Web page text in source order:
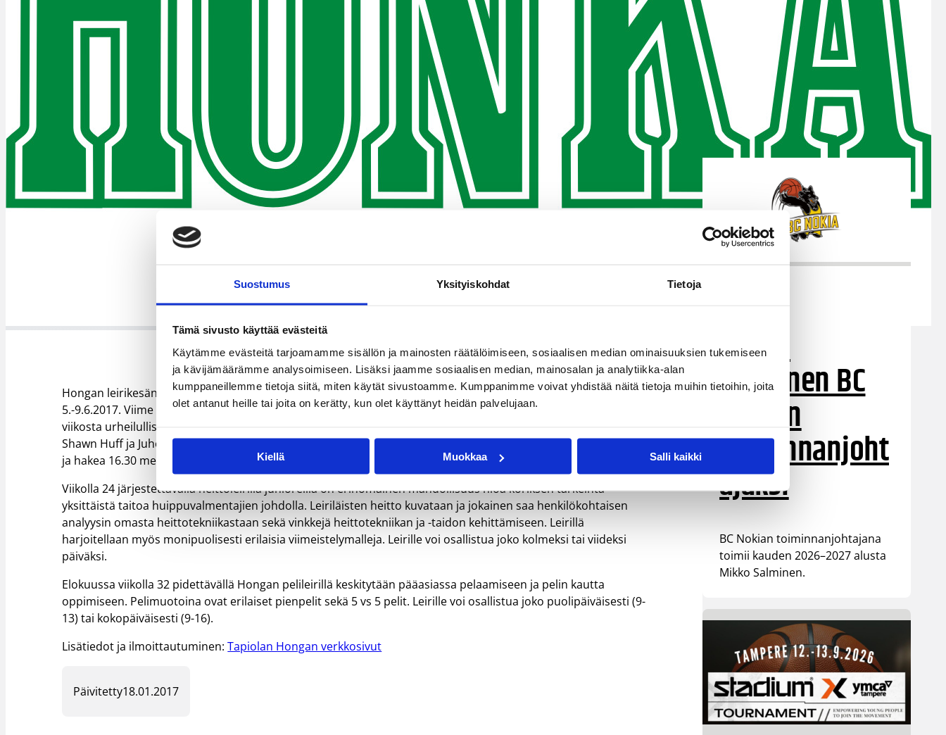
Suostumus Yksityiskohdat Tietoja
Tämä sivusto käyttää evästeitä
Käytämme evästeitä tarjoamamme sisällön ja mainosten räätälöimiseen, sosiaalisen median ominaisuuksien tukemiseen
ja kävijämäärämme analysoimiseen. Lisäksi jaamme sosiaalisen median, mainosalan ja analytiikka-alan
kumppaneillemme tietoja siitä, miten käytät sivustoamme. Kumppanimme voivat yhdistää näitä tietoja muihin tietoihin, joita
olet antanut heille tai joita on kerätty, kun olet käyttänyt heidän palvelujaan.
Kiellä Muokkaa Salli kaikki
Hongan leirikesän avaa tuttuun tapaan lasten kesäloman ensimmäisen viikon supersuosittu Summer Camp
5.-9.6.2017. Viime vuosina Summer Campilla on ollut yli 200 lasta nauttimassa kesäloman ensimmäisestä
viikosta urheilullisissa ja aurinkoisissa merkeissä! Leirillä ovat vierailleet mm. Susijengitähdet Petteri Koponen,
Shawn Huff ja Juho Nenonen. Aikuisten työkiireitä helpottaa se, että lapset voi tuoda Summahallille jo klo 8.00
ja hakea 16.30 mennessä.
Viikolla 24 järjestettävällä heittoleirillä junioreilla on erinomainen mahdollisuus hioa koriksen tärkeintä
yksittäistä taitoa huippuvalmentajien johdolla. Leiriläisten heitto kuvataan ja jokainen saa henkilökohtaisen
analyysin omasta heittotekniikastaan sekä vinkkejä heittotekniikan ja -taidon kehittämiseen. Leirillä
harjoitellaan myös monipuolisesti erilaisia viimeistelymalleja. Leirille voi osallistua joko kolmeksi tai viideksi
päiväksi.
Elokuussa viikolla 32 pidettävällä Hongan pelileirillä keskitytään pääasiassa pelaamiseen ja pelin kautta
oppimiseen. Pelimuotoina ovat erilaiset pienpelit sekä 5 vs 5 pelit. Leirille voi osallistua joko puolipäiväisesti (9-
13) tai kokopäiväisesti (9-16).
Lisätiedot ja ilmoittautuminen:Tapiolan Hongan verkkosivut
Päivitetty18.01.2017
Koripallon kansainvälinen
turnaus Delfin Basket pelataan
Tampereella tänä viikonloppuna.
Järjestyksessään 39. turnaus
kerää yhteen 200 joukkuetta ja
tuhansia koripallon ystäviä niin
Suomesta kuin ulkomailta.
Mikko
Salminen BC
Nokian
toiminnanjoht
ajaksi
BC Nokian toiminnanjohtajana
toimii kauden 2026–2027 alusta
Mikko Salminen.